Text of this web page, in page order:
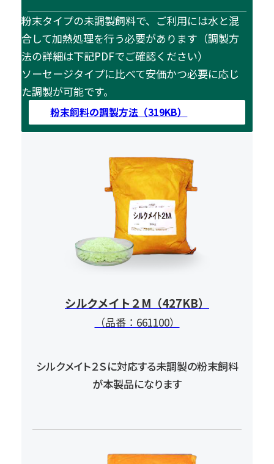
粉末タイプの未調製飼料で、ご利用には水と混
合して加熱処理を行う必要があります（調製方
法の詳細は下記PDFでご確認ください）
ソーセージタイプに比べて安価かつ必要に応じ
た調製が可能です。
粉末飼料の調製方法（319KB）
シルクメイト２М（427KB）
（品番：661100）
シルクメイト２Ｓに対応する未調製の粉末飼料
が本製品になります